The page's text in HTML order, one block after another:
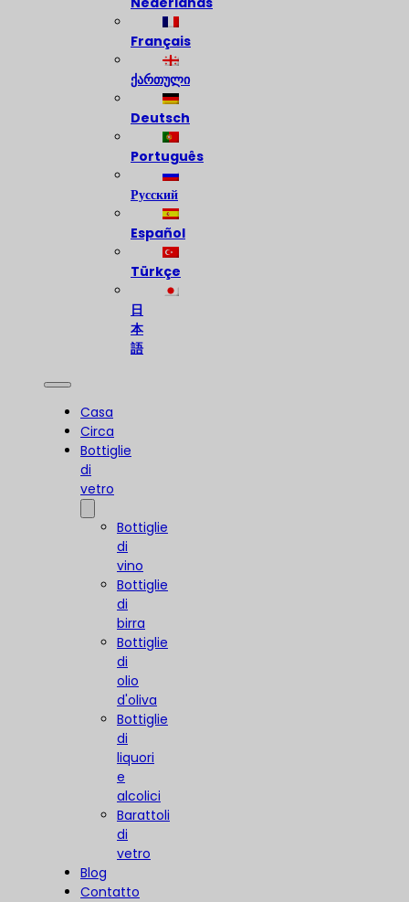
Français
ქართული
Deutsch
Português
Русский
Español
Türkçe
日
本
語
Casa
Circa
Bottiglie
di
vetro
Bottiglie
di
vino
Bottiglie
di
birra
Bottiglie
di
olio
d'oliva
Bottiglie
di
liquori
e
alcolici
Barattoli
di
vetro
Blog
Contatto